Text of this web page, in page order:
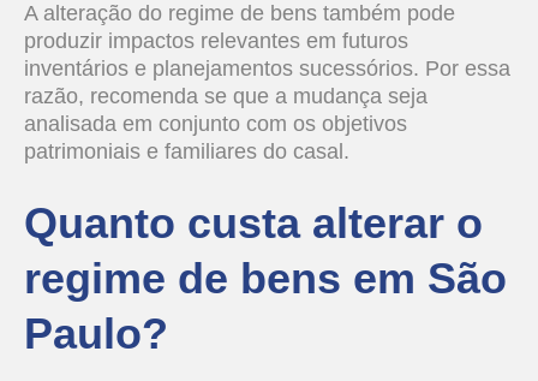
A alteração do regime de bens também pode
produzir impactos relevantes em futuros
inventários e planejamentos sucessórios. Por essa
razão, recomenda se que a mudança seja
analisada em conjunto com os objetivos
patrimoniais e familiares do casal.
Quanto custa alterar o
regime de bens em São
Paulo?